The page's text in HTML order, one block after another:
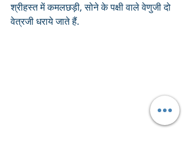
श्रीहस्त में कमलछड़ी, सोने के पक्षी वाले वेणुजी दो
वेत्रजी धराये जाते हैं.